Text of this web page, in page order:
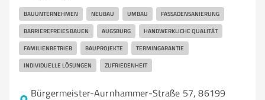
BAUUNTERNEHMEN NEUBAU UMBAU FASSADENSANIERUNG
BARRIEREFREIES BAUEN AUGSBURG HANDWERKLICHE QUALITÄT
FAMILIENBETRIEB BAUPROJEKTE TERMINGARANTIE
INDIVIDUELLE LÖSUNGEN ZUFRIEDENHEIT
Bürgermeister-Aurnhammer-Straße 57, 86199